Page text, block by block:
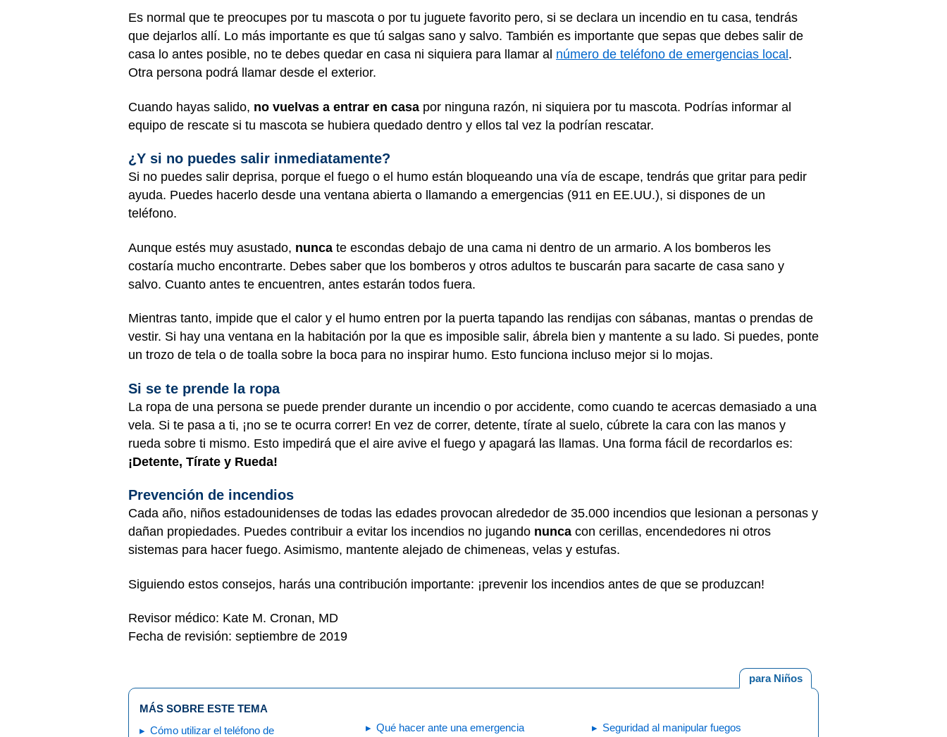
Es normal que te preocupes por tu mascota o por tu juguete favorito pero, si se declara un incendio en tu casa, tendrás
que dejarlos allí. Lo más importante es que tú salgas sano y salvo. También es importante que sepas que debes salir de
casa lo antes posible, no te debes quedar en casa ni siquiera para llamar al número de teléfono de emergencias local .
Otra persona podrá llamar desde el exterior.
Cuando hayas salido, no vuelvas a entrar en casa por ninguna razón, ni siquiera por tu mascota. Podrías informar al
equipo de rescate si tu mascota se hubiera quedado dentro y ellos tal vez la podrían rescatar.
¿Y si no puedes salir inmediatamente?
Si no puedes salir deprisa, porque el fuego o el humo están bloqueando una vía de escape, tendrás que gritar para pedir
ayuda. Puedes hacerlo desde una ventana abierta o llamando a emergencias (911 en EE.UU.), si dispones de un
teléfono.
Aunque estés muy asustado, nunca te escondas debajo de una cama ni dentro de un armario. A los bomberos les
costaría mucho encontrarte. Debes saber que los bomberos y otros adultos te buscarán para sacarte de casa sano y
salvo. Cuanto antes te encuentren, antes estarán todos fuera.
Mientras tanto, impide que el calor y el humo entren por la puerta tapando las rendijas con sábanas, mantas o prendas de
vestir. Si hay una ventana en la habitación por la que es imposible salir, ábrela bien y mantente a su lado. Si puedes, ponte
un trozo de tela o de toalla sobre la boca para no inspirar humo. Esto funciona incluso mejor si lo mojas.
Si se te prende la ropa
La ropa de una persona se puede prender durante un incendio o por accidente, como cuando te acercas demasiado a una
vela. Si te pasa a ti, ¡no se te ocurra correr! En vez de correr, detente, tírate al suelo, cúbrete la cara con las manos y
rueda sobre ti mismo. Esto impedirá que el aire avive el fuego y apagará las llamas. Una forma fácil de recordarlos es:
¡Detente, Tírate y Rueda!
Prevención de incendios
Cada año, niños estadounidenses de todas las edades provocan alrededor de 35.000 incendios que lesionan a personas y
dañan propiedades. Puedes contribuir a evitar los incendios no jugando nunca con cerillas, encendedores ni otros
sistemas para hacer fuego. Asimismo, mantente alejado de chimeneas, velas y estufas.
Siguiendo estos consejos, harás una contribución importante: ¡prevenir los incendios antes de que se produzcan!
Revisor médico: Kate M. Cronan, MD
Fecha de revisión: septiembre de 2019
para Niños
MÁS SOBRE ESTE TEMA
Cómo utilizar el teléfono de
Qué hacer ante una emergencia
Seguridad al manipular fuegos